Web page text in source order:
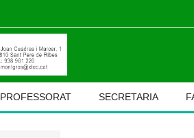
PROFESSORAT SECRETARIA